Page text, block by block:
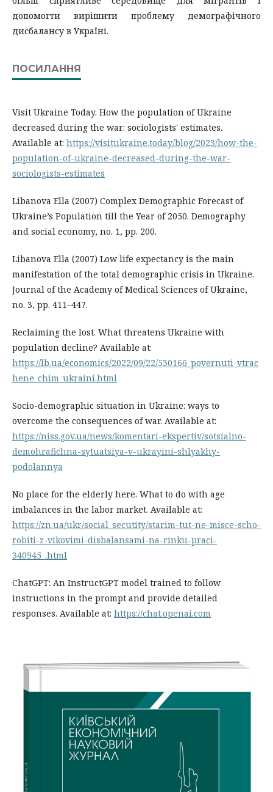
допомогти вирішити проблему демографічного
дисбалансу в Україні.
ПОСИЛАННЯ
Visit Ukraine Today. How the population of Ukraine
decreased during the war: sociologists' estimates.
Available at: https://visitukraine.today/blog/2023/how-the-
population-of-ukraine-decreased-during-the-war-
sociologists-estimates
Libanova Ella (2007) Complex Demographic Forecast of
Ukraine’s Population till the Year of 2050. Demography
and social economy, no. 1, pp. 200.
Libanova Ella (2007) Low life expectancy is the main
manifestation of the total demographic crisis in Ukraine.
Journal of the Academy of Medical Sciences of Ukraine,
no. 3, pp. 411–447.
Reclaiming the lost. What threatens Ukraine with
population decline? Available at:
https://lb.ua/economics/2022/09/22/530166_povernuti_vtrac
hene_chim_ukraini.html
Socio-demographic situation in Ukraine: ways to
overcome the consequences of war. Available at:
https://niss.gov.ua/news/komentari-ekspertiv/sotsialno-
demohrafichna-sytuatsiya-v-ukrayini-shlyakhy-
podolannya
No place for the elderly here. What to do with age
imbalances in the labor market. Available at:
https://zn.ua/ukr/social_secutity/starim-tut-ne-misce-scho-
robiti-z-vikovimi-disbalansami-na-rinku-praci-
340945_.html
ChatGPT: An InstructGPT model trained to follow
instructions in the prompt and provide detailed
responses. Available at: https://chat.openai.com